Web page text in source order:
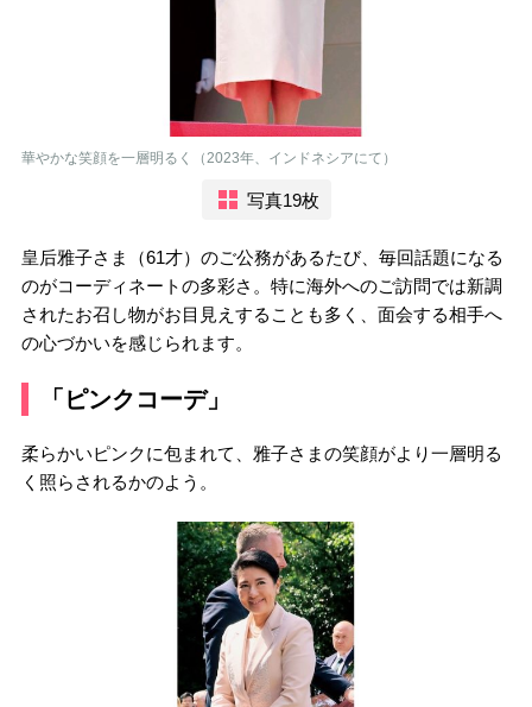
華やかな笑顔を一層明るく（2023年、インドネシアにて）
写真19枚
皇后雅子さま（61才）のご公務があるたび、毎回話題になる
のがコーディネートの多彩さ。特に海外へのご訪問では新調
されたお召し物がお目見えすることも多く、面会する相手へ
の心づかいを感じられます。
「ピンクコーデ」
柔らかいピンクに包まれて、雅子さまの笑顔がより一層明る
く照らされるかのよう。